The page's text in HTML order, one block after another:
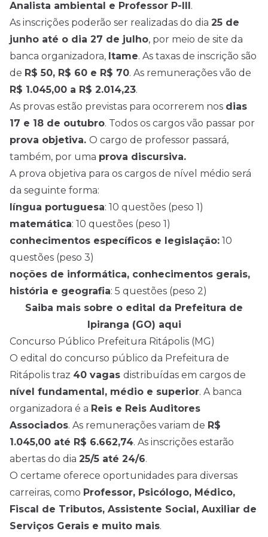
Analista ambiental e Professor P-III.
As inscrições poderão ser realizadas do dia 25 de
junho até o dia 27 de julho, por meio de site da
banca organizadora, Itame. As taxas de inscrição são
de R$ 50, R$ 60 e R$ 70. As remunerações vão de
R$ 1.045,00 a R$ 2.014,23.
As provas estão previstas para ocorrerem nos dias
17 e 18 de outubro. Todos os cargos vão passar por
prova objetiva. O cargo de professor passará,
também, por uma prova discursiva.
A prova objetiva para os cargos de nível médio será
da seguinte forma:
língua portuguesa: 10 questões (peso 1)
matemática: 10 questões (peso 1)
conhecimentos específicos e legislação: 10
questões (peso 3)
noções de informática, conhecimentos gerais,
história e geografia: 5 questões (peso 2)
Saiba mais sobre o edital da Prefeitura de
Ipiranga (GO) aqui
Concurso Público Prefeitura Ritápolis (MG)
O edital do concurso público da Prefeitura de
Ritápolis traz 40 vagas distribuídas em cargos de
nível fundamental, médio e superior. A banca
organizadora é a Reis e Reis Auditores
Associados. As remunerações variam de R$
1.045,00 até R$ 6.662,74. As inscrições estarão
abertas do dia 25/5 até 24/6.
O certame oferece oportunidades para diversas
carreiras, como Professor, Psicólogo, Médico,
Fiscal de Tributos, Assistente Social, Auxiliar de
Serviços Gerais e muito mais.